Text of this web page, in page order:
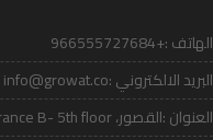
الهاتف :+966555727684
البريد الالكتروني :info@growat.co
العنوان :القصور، Entrance B- 5th floor، الظهران 34255